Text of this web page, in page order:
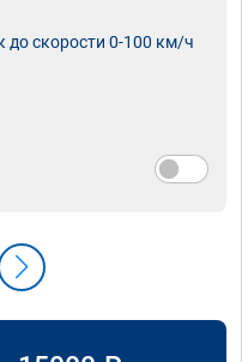
до скорости 0-100 км/ч